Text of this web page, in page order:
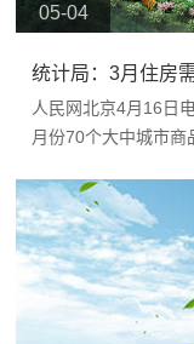
05-04
人民网北京4月16日
月份70个大中城市商